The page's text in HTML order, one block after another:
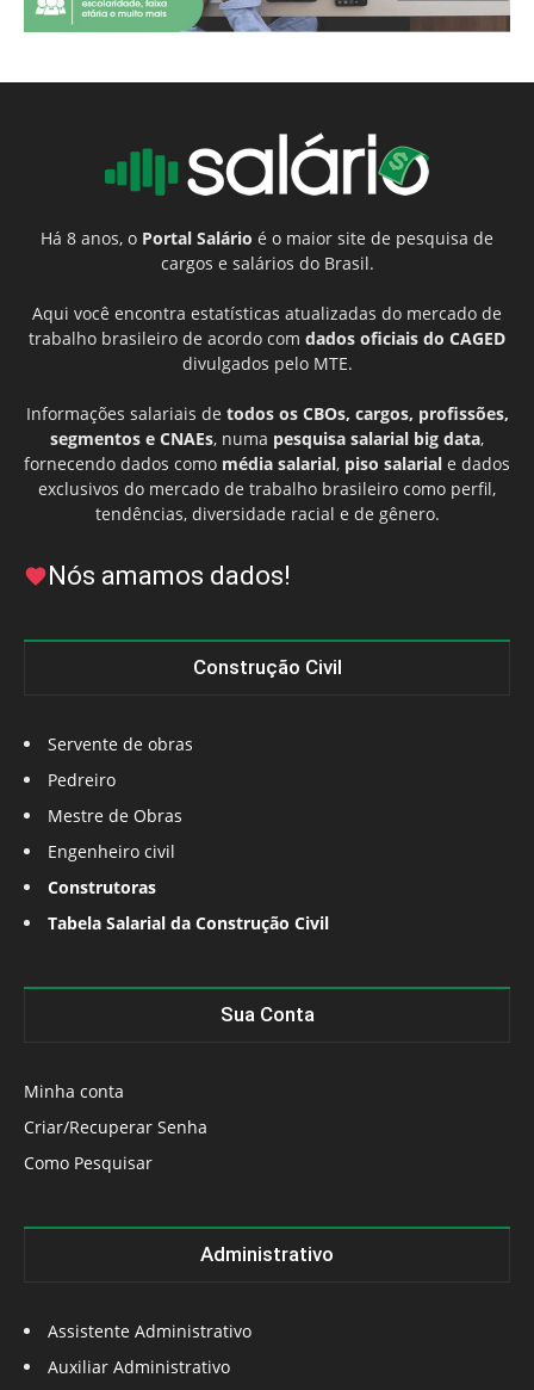
Há 8 anos, o Portal Salário é o maior site de pesquisa de
cargos e salários do Brasil.
Aqui você encontra estatísticas atualizadas do mercado de
trabalho brasileiro de acordo com dados oficiais do CAGED
divulgados pelo MTE.
Informações salariais de todos os CBOs, cargos, profissões,
segmentos e CNAEs, numa pesquisa salarial big data,
fornecendo dados como média salarial, piso salarial e dados
exclusivos do mercado de trabalho brasileiro como perfil,
tendências, diversidade racial e de gênero.
Nós amamos dados!
Construção Civil
Servente de obras
Pedreiro
Mestre de Obras
Engenheiro civil
Construtoras
Tabela Salarial da Construção Civil
Sua Conta
Minha conta
Criar/Recuperar Senha
Como Pesquisar
Administrativo
Assistente Administrativo
Auxiliar Administrativo